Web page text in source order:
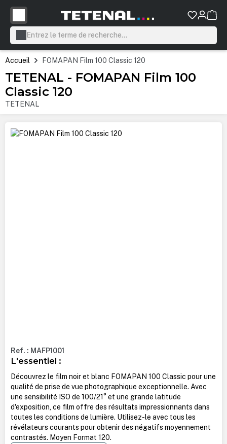
principal
Accueil FOMAPAN Film 100 Classic 120
TETENAL - FOMAPAN Film 100
Classic 120
TETENAL
Ignorer la galerie d'images
Ref. : MAFP1001
L'essentiel :
Découvrez le film noir et blanc FOMAPAN 100 Classic pour une
qualité de prise de vue photographique exceptionnelle. Avec
une sensibilité ISO de 100/21° et une grande latitude
d'exposition, ce film offre des résultats impressionnants dans
toutes les conditions de lumière. Utilisez-le avec tous les
révélateurs courants pour obtenir des négatifs moyennement
contrastés. Moyen Format 120.